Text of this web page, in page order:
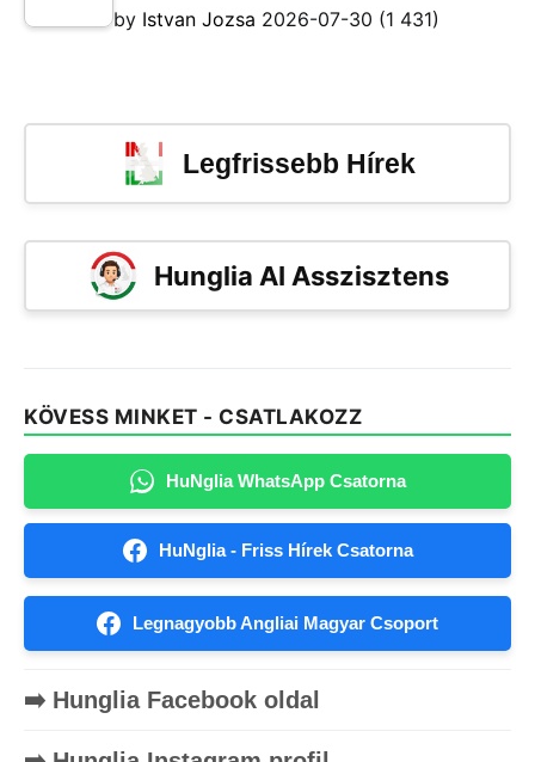
by Istvan Jozsa 2026-07-30 (1 431)
Legfrissebb Hírek
Hunglia AI Asszisztens
KÖVESS MINKET - CSATLAKOZZ
HuNglia WhatsApp Csatorna
HuNglia - Friss Hírek Csatorna
Legnagyobb Angliai Magyar Csoport
➡️ Hunglia Facebook oldal